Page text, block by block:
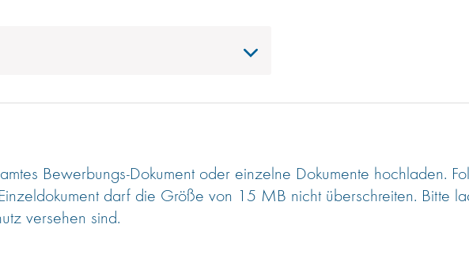
Bewerbungs-Dokument oder einzelne Dokumente hochladen.
darf die Größe von 15 MB nicht überschreiten. Bitte
versehen sind.